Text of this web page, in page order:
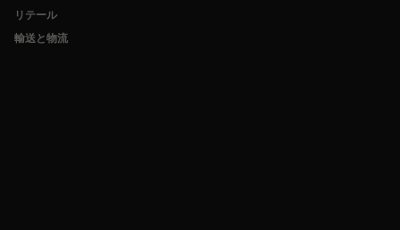
リテール
輸送と物流